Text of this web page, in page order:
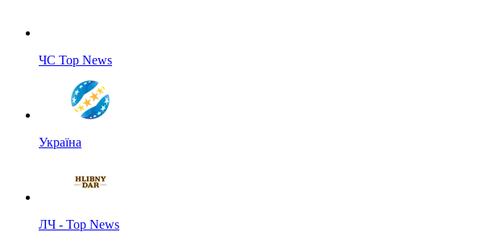
ЧС Top News
Україна
ЛЧ - Top News